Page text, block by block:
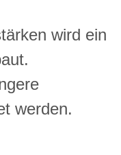
wird ein
werden.